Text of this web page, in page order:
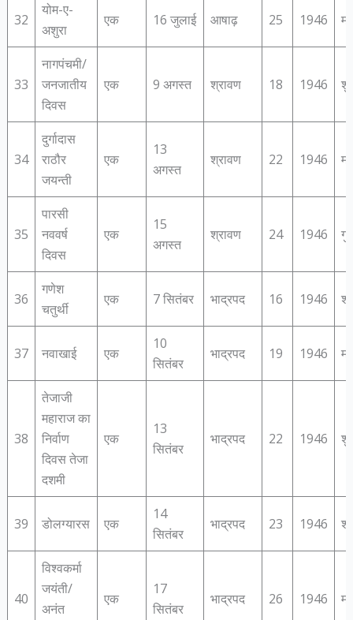
32
योम-ए-
अशुरा
एक 16 जुलाई आषाढ़ 25 1946
33
नागपंचमी/
जनजातीय
दिवस
एक 9 अगस्त श्रावण 18 1946
34
दुर्गादास
राठौर
जयन्‍ती
एक
13
अगस्त
श्रावण 22 1946
35
पारसी
नववर्ष
दिवस
एक
15
अगस्त
श्रावण 24 1946
36
गणेश
चतुर्थी
एक 7 सितंबर भाद्रपद 16 1946
37 नवाखाई एक
10
सितंबर
भाद्रपद 19 1946
38
तेजाजी
महाराज का
निर्वाण
दिवस तेजा
दशमी
एक
13
सितंबर
भाद्रपद 22 1946
39 डोलग्‍यारस एक
14
सितंबर
भाद्रपद 23 1946
40
विश्‍वकर्मा
जयंती/
अनंत
एक
17
सितंबर
भाद्रपद 26 1946